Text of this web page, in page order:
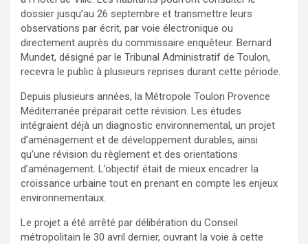
dossier jusqu’au 26 septembre et transmettre leurs
observations par écrit, par voie électronique ou
directement auprès du commissaire enquêteur. Bernard
Mundet, désigné par le Tribunal Administratif de Toulon,
recevra le public à plusieurs reprises durant cette période.
Depuis plusieurs années, la Métropole Toulon Provence
Méditerranée préparait cette révision. Les études
intégraient déjà un diagnostic environnemental, un projet
d’aménagement et de développement durables, ainsi
qu’une révision du règlement et des orientations
d’aménagement. L’objectif était de mieux encadrer la
croissance urbaine tout en prenant en compte les enjeux
environnementaux.
Le projet a été arrêté par délibération du Conseil
métropolitain le 30 avril dernier, ouvrant la voie à cette